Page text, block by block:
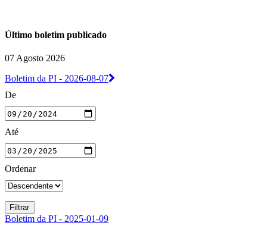
Último boletim publicado
07 Agosto 2026
Boletim da PI - 2026-08-07
De
Até
Ordenar
Boletim da PI - 2025-01-09